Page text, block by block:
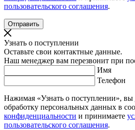
пользовательского соглашения.
Узнать о поступлении
Оставьте свои контактные данные.
Наш менеджер вам перезвонит при
Имя
Телефон
Нажимая «Узнать о поступлении», вы
обработку персональных данных в
конфиденциальности и принимаете
пользовательского соглашения.